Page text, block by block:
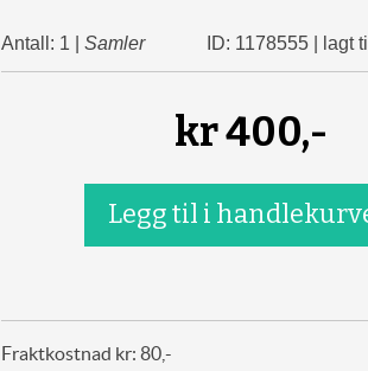
Antall: 1 | Samler ID: 1178555 | lagt
kr400,-
Fraktkostnad kr: 80,-